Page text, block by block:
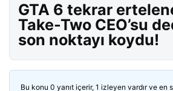
GTA 6 tekrar
Take-Two CEO’su
son noktayı koydu!
Bu konu 0 yanıt içerir, 1 izleyen vardır ve en